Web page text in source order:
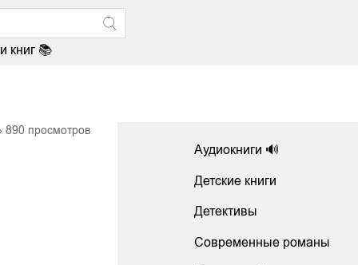
книг 📚
890 просмотров
Аудиокниги 🔊
Детские книги
Детективы
Современные романы